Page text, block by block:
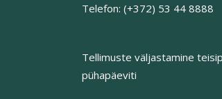
Telefon: (+372) 53 44 8888
Tellimuste väljastamine
pühapäeviti